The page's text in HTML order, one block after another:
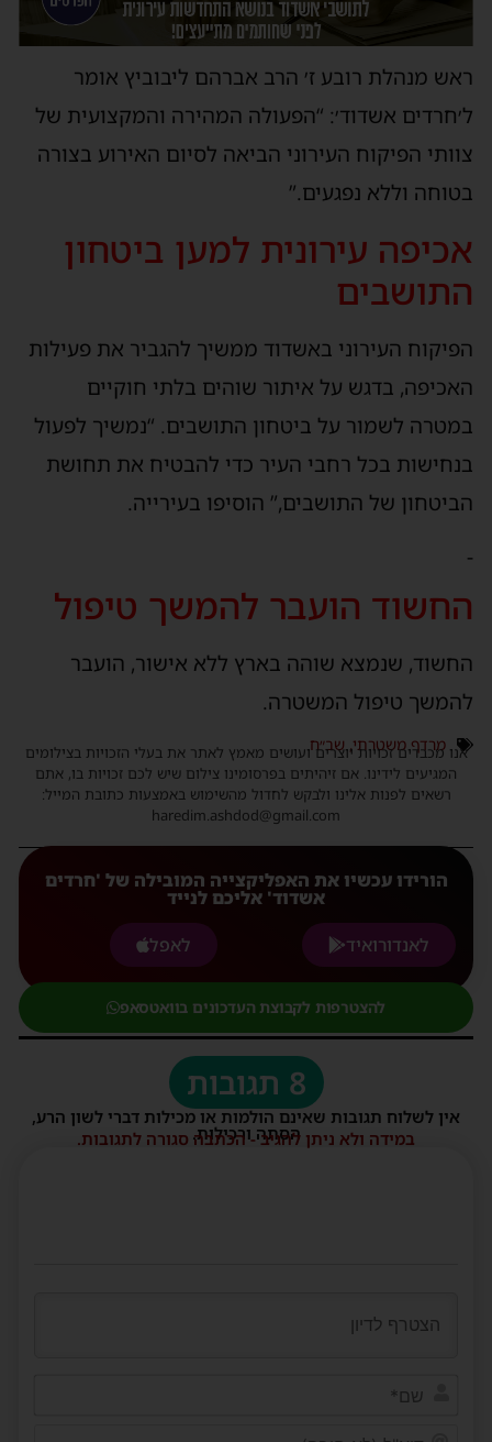
ראש מנהלת רובע ז׳ הרב אברהם ליבוביץ אומר
ל׳חרדים אשדוד׳: “הפעולה המהירה והמקצועית של
צוותי הפיקוח העירוני הביאה לסיום האירוע בצורה
בטוחה וללא נפגעים.”
אכיפה עירונית למען ביטחון
התושבים
הפיקוח העירוני באשדוד ממשיך להגביר את פעילות
האכיפה, בדגש על איתור שוהים בלתי חוקיים
במטרה לשמור על ביטחון התושבים. “נמשיך לפעול
בנחישות בכל רחבי העיר כדי להבטיח את תחושת
הביטחון של התושבים,” הוסיפו בעירייה.
-
החשוד הועבר להמשך טיפול
החשוד, שנמצא שוהה בארץ ללא אישור, הועבר
להמשך טיפול המשטרה.
מרדף משטרתי,שב״ח
אנו מכבדים זכויות יוצרים ועושים מאמץ לאתר את בעלי הזכויות בצילומים
המגיעים לידינו. אם זיהיתים בפרסומינו צילום שיש לכם זכויות בו, אתם
רשאים לפנות אלינו ולבקש לחדול מהשימוש באמצעות כתובת המייל:
haredim.ashdod@gmail.com
הורידו עכשיו את האפליקצייה המובילה של 'חרדים
אשדוד' אליכם לנייד
לאנדורואיד
לאפל
להצטרפות לקבוצת העדכונים בוואטסאפ
8 תגובות
אין לשלוח תגובות שאינם הולמות או מכילות דברי לשון הרע,
הסתה ורכילות.
במידה ולא ניתן להגיב - הכתבה סגורה לתגובות.